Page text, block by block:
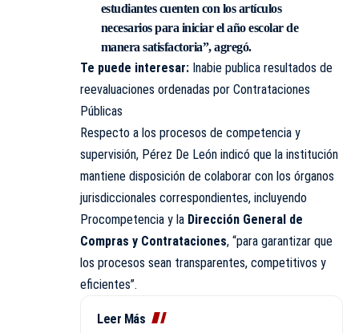
estudiantes cuenten con los artículos
necesarios para iniciar el año escolar de
manera satisfactoria”, agregó.
Te puede interesar: Inabie publica resultados de
reevaluaciones ordenadas por Contrataciones
Públicas
Respecto a los procesos de competencia y
supervisión, Pérez De León indicó que la institución
mantiene disposición de colaborar con los órganos
jurisdiccionales correspondientes, incluyendo
Procompetencia y la Dirección General de
Compras y Contrataciones, “para garantizar que
los procesos sean transparentes, competitivos y
eficientes”.
Leer Más